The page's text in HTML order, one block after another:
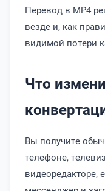
Перевод в MP4
везде и, как
видимой потери
Что
Вы получите
телефоне,
видеоредакторе,